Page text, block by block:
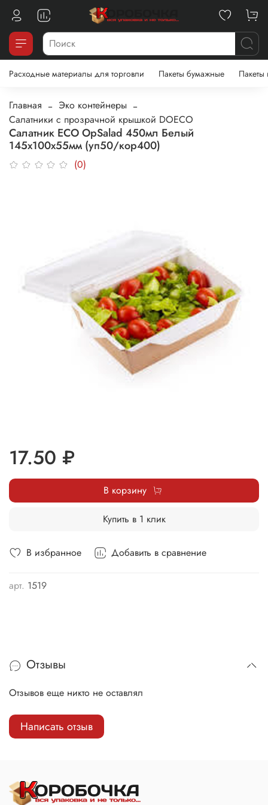
Расходные материалы для торговли Пакеты бумажные Пакеты
Главная
Эко контейнеры
Салатники с прозрачной крышкой DOECO
Салатник ECO OpSalad 450мл Белый
145x100x55мм (уп50/кор400)
(0)
В избранное Добавить в сравнение
арт. 1519
17.50 ₽
В корзину
Купить в 1 клик
Отзывы
Отзывов еще никто не оставлял
Написать отзыв